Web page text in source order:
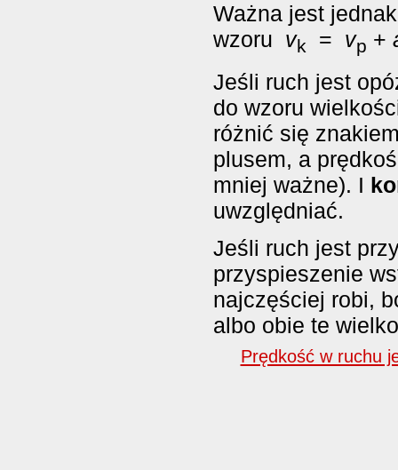
Ważna jest
wzoru vk = vp +
Jeśli ruch jest
do wzoru
różnić się
plusem, a
mniej ważne). I
uwzględniać.
Jeśli ruch jest
przyspieszenie
najczęściej robi,
albo obie te
Prędkość w ruchu